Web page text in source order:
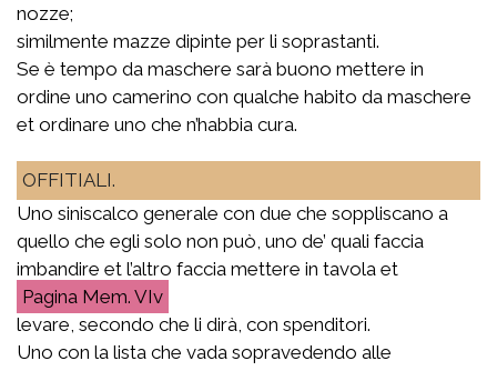
nozze;
similmente mazze dipinte per li soprastanti.
Se è tempo da maschere sarà buono mettere in
ordine uno camerino con qualche habito da maschere
et ordinare uno che n’habbia cura.
OFFITIALI.
Uno siniscalco generale con due che soppliscano a
quello che egli solo non può, uno de’ quali faccia
imbandire et l’altro faccia mettere in tavola et
Mem. VIv
levare, secondo che li dirà, con spenditori.
Uno con la lista che vada sopravedendo alle